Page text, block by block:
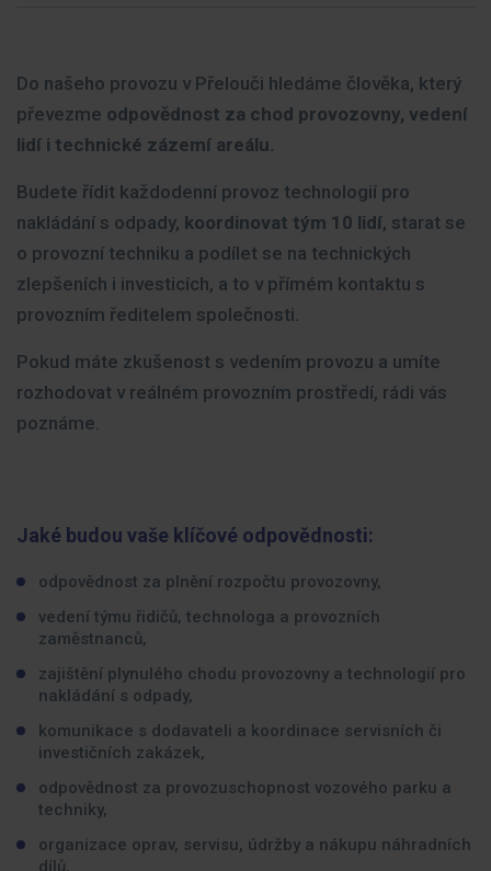
Do našeho provozu v Přelouči hledáme člověka, který
převezme odpovědnost za chod provozovny, vedení
lidí i technické zázemí areálu.
Budete řídit každodenní provoz technologií pro
nakládání s odpady, koordinovat tým 10 lidí, starat se
o provozní techniku a podílet se na technických
zlepšeních i investicích, a to v přímém kontaktu s
provozním ředitelem společnosti.
Pokud máte zkušenost s vedením provozu a umíte
rozhodovat v reálném provozním prostředí, rádi vás
poznáme.
Jaké budou vaše klíčové odpovědnosti:
odpovědnost za plnění rozpočtu provozovny,
vedení týmu řidičů, technologa a provozních
zaměstnanců,
zajištění plynulého chodu provozovny a technologií pro
nakládání s odpady,
komunikace s dodavateli a koordinace servisních či
investičních zakázek,
odpovědnost za provozuschopnost vozového parku a
techniky,
organizace oprav, servisu, údržby a nákupu náhradních
dílů,